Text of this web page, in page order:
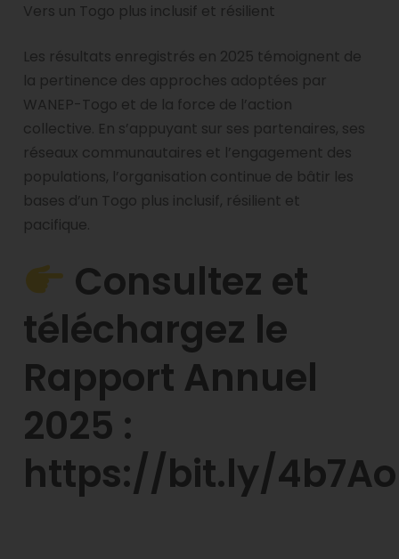
Vers un Togo plus inclusif et résilient
Les résultats enregistrés en 2025 témoignent de
la pertinence des approches adoptées par
WANEP-Togo et de la force de l’action
collective. En s’appuyant sur ses partenaires, ses
réseaux communautaires et l’engagement des
populations, l’organisation continue de bâtir les
bases d’un Togo plus inclusif, résilient et
pacifique.
Consultez et
téléchargez le
Rapport Annuel
2025 :
https://bit.ly/